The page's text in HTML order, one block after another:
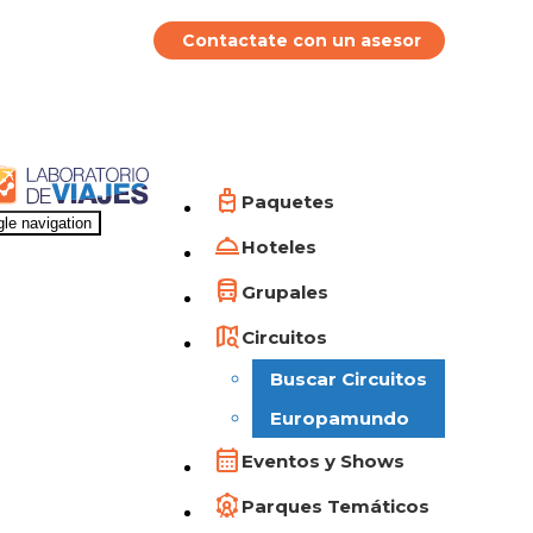
Contactate con un asesor
navigation
Paquetes
Hoteles
Grupales
Circuitos
Buscar Circuitos
Europamundo
Eventos y Shows
Parques Temáticos